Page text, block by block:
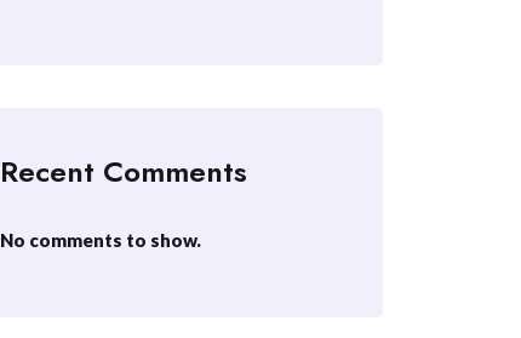
Recent Comments
No comments to show.